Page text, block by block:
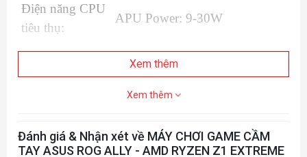
Điện năng CPU
tiêu thụ:
APU Power: 9-30W
N/A
N/A
Bộ xử lý hình
AMD Radeon™ Graphics
Xem thêm
Xem thêm
Đánh giá & Nhận xét về MÁY CHƠI GAME CẦM
TAY ASUS ROG ALLY - AMD RYZEN Z1 EXTREME